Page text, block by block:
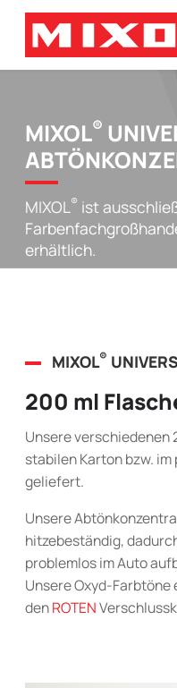
MIXOL®
MIXOL ® ist
erhältlich.
MIXOL®
200 ml
Unsere verschiedenen
stabilen Karton bzw.
geliefert.
Unsere
hitzebeständig,
problemlos im Auto
Unsere Oxyd-Farbtöne
denROTEN